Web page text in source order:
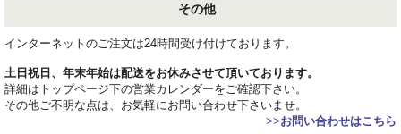
その他
インターネットのご注文は24時間受け付けております。
土日祝日、年末年始は配送をお休みさせて頂いております。
詳細はトップページ下の営業カレンダーをご確認下さい。
その他ご不明な点は、お気軽にお問い合わせ下さいませ。
>>お問い合わせはこちら